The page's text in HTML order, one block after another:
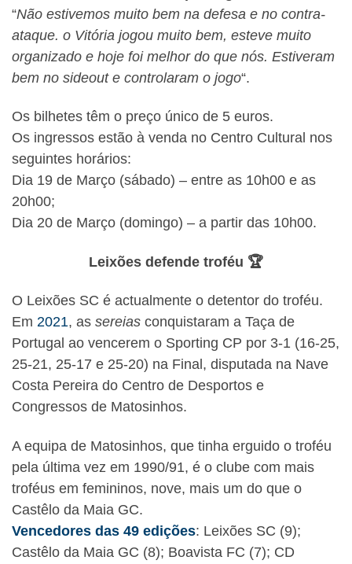
“Não estivemos muito bem na defesa e no contra-
ataque. o Vitória jogou muito bem, esteve muito
organizado e hoje foi melhor do que nós. Estiveram
bem no sideout e controlaram o jogo“.
Os bilhetes têm o preço único de 5 euros.
Os ingressos estão à venda no Centro Cultural nos
seguintes horários:
Dia 19 de Março (sábado) – entre as 10h00 e as
20h00;
Dia 20 de Março (domingo) – a partir das 10h00.
Leixões defende troféu 🏆
O Leixões SC é actualmente o detentor do troféu.
Em 2021, as sereias conquistaram a Taça de
Portugal ao vencerem o Sporting CP por 3-1 (16-25,
25-21, 25-17 e 25-20) na Final, disputada na Nave
Costa Pereira do Centro de Desportos e
Congressos de Matosinhos.
A equipa de Matosinhos, que tinha erguido o troféu
pela última vez em 1990/91, é o clube com mais
troféus em femininos, nove, mais um do que o
Castêlo da Maia GC.
Vencedores das 49 edições: Leixões SC (9);
Castêlo da Maia GC (8); Boavista FC (7); CD